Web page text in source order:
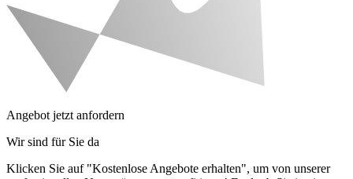
Angebot jetzt anfordern
Wir sind für Sie da
Klicken Sie auf "Kostenlose Angebote erhalten", um von unserer